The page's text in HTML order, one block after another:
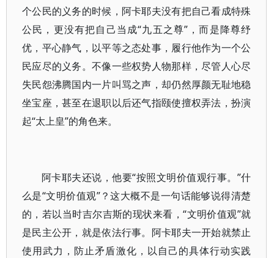
个公民的义务的时候，阿卡耶夫没有把自己看成特殊
公民，更没有把自己当成“九五之尊”，而是降尊纾
优，平心静气，以平等之态处事，履行他作为一个公
民应尽的义务。不像一些权势人物那样，尽管人心尽
失民怨沸腾国内一片叫骂之声，却仍然厚颜无耻地稳
坐宝座，甚至在退职以后还气指颐使擅权弄法，扮演
起“太上皇”的角色来。
阿卡耶夫还说，他要“按照文明价值观行事。”什
么是“文明价值观”？这大概不是一句话能够说得清楚
的，若以当时吉尔吉斯的现状来看，“文明价值观”就
是民主公开，就是依法行事。阿卡耶夫一开始就禁止
使用武力，防止矛盾激化，以自己的具体行动实践